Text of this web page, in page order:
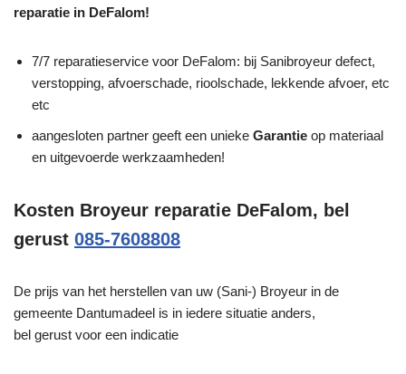
reparatie in DeFalom!
7/7 reparatieservice voor DeFalom: bij Sanibroyeur defect,
verstopping, afvoerschade, rioolschade, lekkende afvoer, etc
etc
aangesloten partner geeft een unieke Garantie op materiaal
en uitgevoerde werkzaamheden!
Kosten Broyeur reparatie DeFalom, bel
gerust 085-7608808
De prijs van het herstellen van uw (Sani-) Broyeur in de
gemeente Dantumadeel is in iedere situatie anders,
bel gerust voor een indicatie